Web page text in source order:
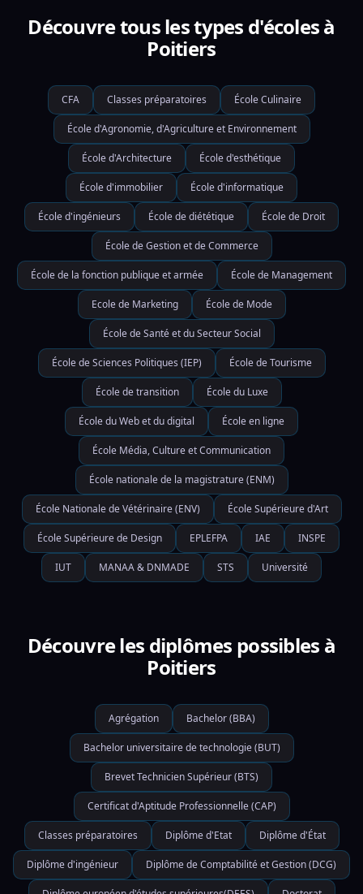
Découvre tous les types d'écoles à
Poitiers
CFA Classes préparatoires École Culinaire
École d'Agronomie, d'Agriculture et Environnement
École d'Architecture École d'esthétique
École d'immobilier École d'informatique
École d'ingénieurs École de diététique École de Droit
École de Gestion et de Commerce
École de la fonction publique et armée École de Management
Ecole de Marketing École de Mode
École de Santé et du Secteur Social
École de Sciences Politiques (IEP) École de Tourisme
École de transition École du Luxe
École du Web et du digital École en ligne
École Média, Culture et Communication
École nationale de la magistrature (ENM)
École Nationale de Vétérinaire (ENV) École Supérieure d'Art
École Supérieure de Design EPLEFPA IAE INSPE
IUT MANAA & DNMADE STS Université
Découvre les diplômes possibles à
Poitiers
Agrégation Bachelor (BBA)
Bachelor universitaire de technologie (BUT)
Brevet Technicien Supérieur (BTS)
Certificat d'Aptitude Professionnelle (CAP)
Classes préparatoires Diplôme d'Etat Diplôme d'État
Diplôme d'ingénieur Diplôme de Comptabilité et Gestion (DCG)